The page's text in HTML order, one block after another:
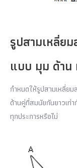
รูปสามเหลี่ย
แบบ มุม ด้าน
กำหนดให้รูปสามเหลี่ย
ด้านคู่ที่สมนัยกันยาวเท่
ทุกประการหรือไม่